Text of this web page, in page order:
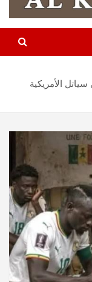
الأمريكية